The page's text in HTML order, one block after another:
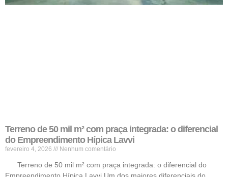
Terreno de 50 mil m² com praça integrada: o diferencial
do Empreendimento Hípica Lavvi
fevereiro 4, 2026 Nenhum comentário
Terreno de 50 mil m² com praça integrada: o diferencial do
Empreendimento Hípica Lavvi Um dos maiores diferenciais do